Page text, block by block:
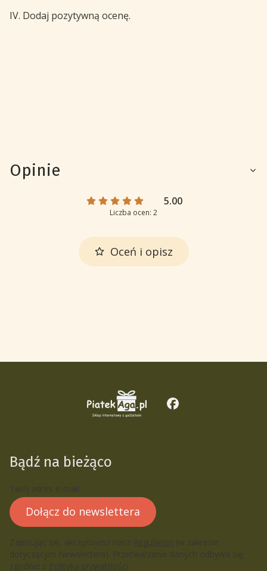
IV. Dodaj pozytywną ocenę.
Opinie
5.00
Liczba ocen: 2
Oceń i opisz
Bądź na bieżąco
Dołącz do newslettera